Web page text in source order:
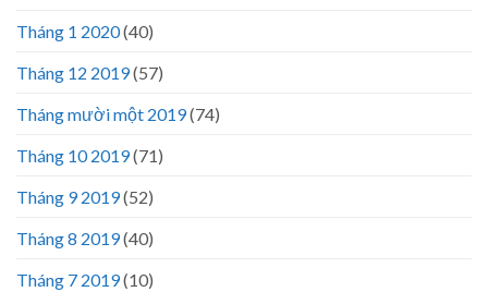
Tháng 1 2020(40)
Tháng 12 2019(57)
Tháng mười một 2019(74)
Tháng 10 2019(71)
Tháng 9 2019(52)
Tháng 8 2019(40)
Tháng 7 2019(10)